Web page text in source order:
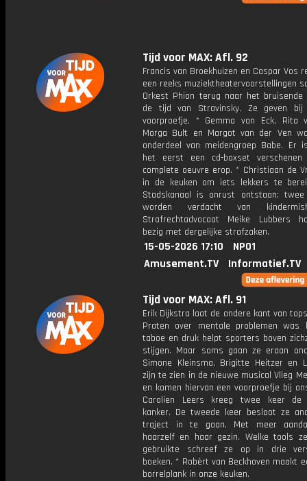
Tijd voor MAX: Afl. 92
Francis van Broekhuizen en Caspar Vos
een reeks muziektheatervoorstellingen
Orkest Phion terug naar het
de tijd van Stravinsky. Ze geven
voorproefje. * Gemma van Eck, Rita
Marga Bult en Margot van der Ven
onderdeel van meidengroep Babe. Er
het eerst een cd-boxset
complete oeuvre erop. * Christiaan de
in de keuken om iets lekkers te
Stadskanaal is onrust ontstaan: twee
worden verdacht van
Strafrechtadvocaat Meike Lubbers
bezig met dergelijke strafzaken.
15-05-2026 17:10
NPO1
Amusement.TV
Informatief.TV
Tijd voor MAX: Afl. 91
Erik Dijkstra laat de andere kant van
Praten over mentale problemen was
taboe en druk helpt sporters boven
stijgen. Maar soms gaan ze eraan
Simone Kleinsma, Brigitte Heitzer en
zijn te zien in de nieuwe musical Vlieg
en komen hiervan een voorproefje bij
Carolien Leers kreeg twee keer de
kanker. De tweede keer besloot ze
traject in te gaan. Met meer
haarzelf en haar gezin. Welke tools
gebruikte schreef ze op in drie
boeken. * Robèrt van Beckhoven maakt
borrelplank in onze keuken.